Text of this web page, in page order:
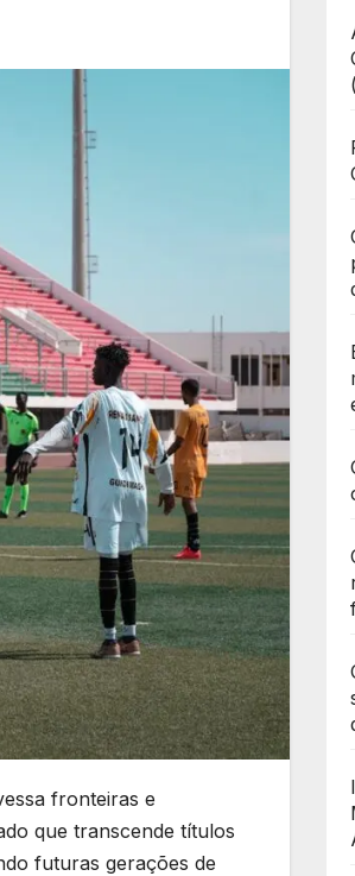
fronteiras e
que transcende títulos
futuras gerações de